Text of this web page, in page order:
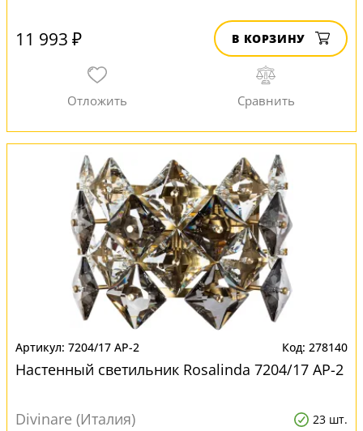
11 993 ₽ В КОРЗИНУ
7204/17 AP-2 278140
Настенный светильник Rosalinda 7204/17 AP-2
Divinare (Италия) 23 шт.